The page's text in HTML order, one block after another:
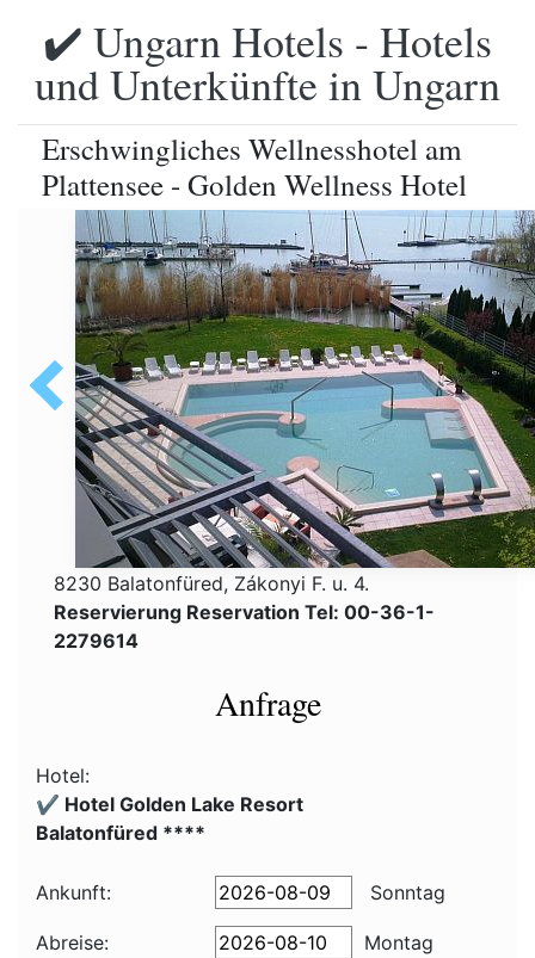
✔️ Ungarn Hotels - Hotels
und Unterkünfte in Ungarn
Erschwingliches Wellnesshotel am
Plattensee - Golden Wellness Hotel
8230 Balatonfüred, Zákonyi F. u. 4.
Reservierung Reservation Tel: 00-36-1-
2279614
Anfrage
Hotel:
✔️ Hotel Golden Lake Resort
Balatonfüred ****
Ankunft: Sonntag
Abreise:
Montag